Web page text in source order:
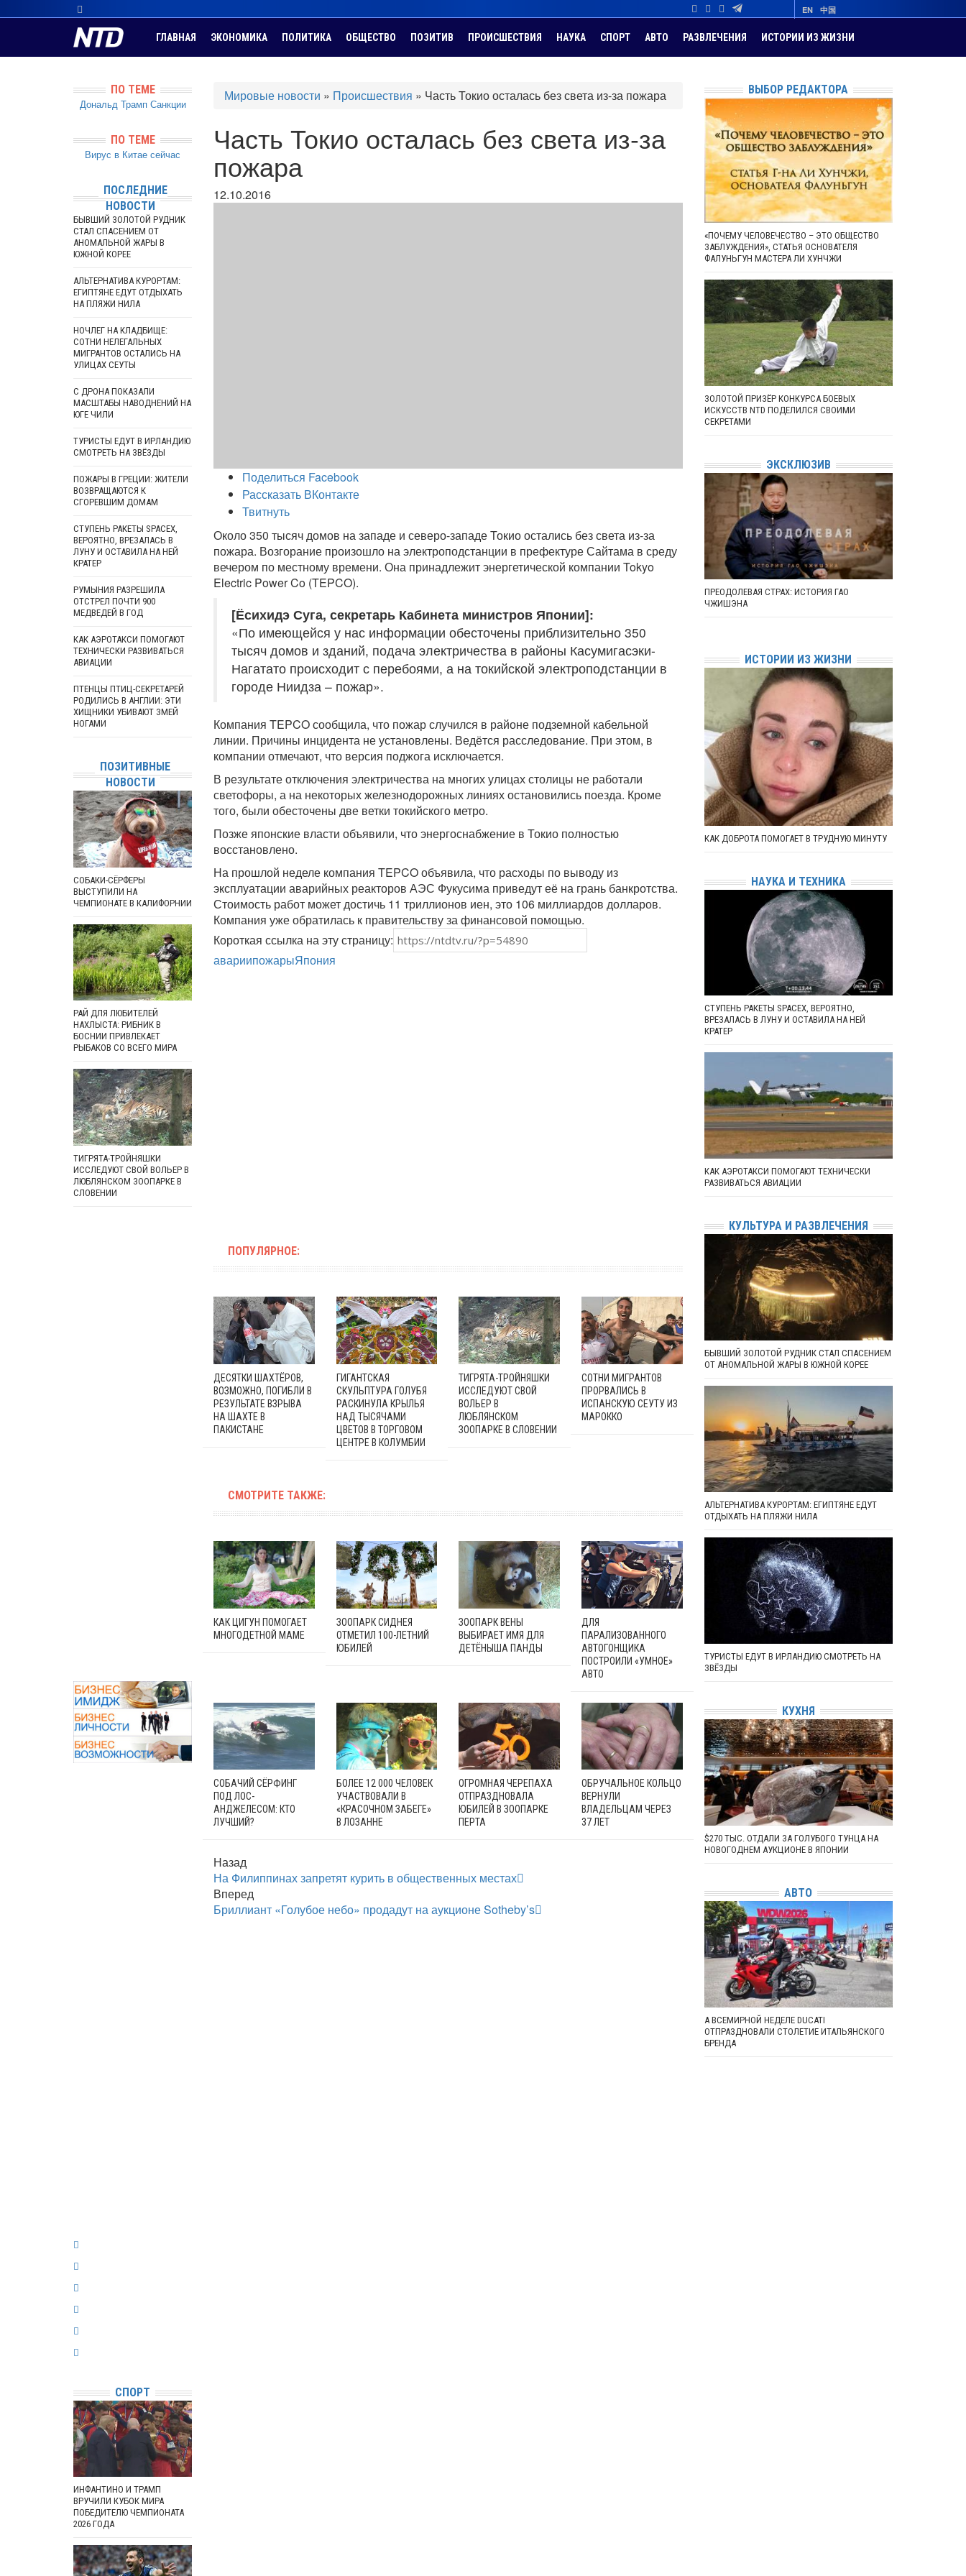
EN 中国
ГЛАВНАЯ ЭКОНОМИКА ПОЛИТИКА ОБЩЕСТВО ПОЗИТИВ ПРОИСШЕСТВИЯ НАУКА СПОРТ АВТО РАЗВЛЕЧЕНИЯ ИСТОРИИ ИЗ ЖИЗНИ
Мировые новости » Происшествия » Часть Токио осталась без света из-за пожара
Часть Токио осталась без света из-за
пожара
12.10.2016
Поделиться Facebook
Рассказать ВКонтакте
Твитнуть
Около 350 тысяч домов на западе и северо-западе Токио остались без света из-за
пожара. Возгорание произошло на электроподстанции в префектуре Сайтама в среду
вечером по местному времени. Она принадлежит энергетической компании Tokyo
Electric Power Co (TEPCO).
[Ёсихидэ Суга, секретарь Кабинета министров Японии]:
«По имеющейся у нас информации обесточены приблизительно 350
тысяч домов и зданий, подача электричества в районы Касумигасэки-
Нагатато происходит с перебоями, а на токийской электроподстанции в
городе Ниидза – пожар».
Компания TEPCO сообщила, что пожар случился в районе подземной кабельной
линии. Причины инцидента не установлены. Ведётся расследование. При этом, в
компании отмечают, что версия поджога исключается.
В результате отключения электричества на многих улицах столицы не работали
светофоры, а на некоторых железнодорожных линиях остановились поезда. Кроме
того, были обесточены две ветки токийского метро.
Позже японские власти объявили, что энергоснабжение в Токио полностью
восстановлено.
На прошлой неделе компания TEPCO объявила, что расходы по выводу из
эксплуатации аварийных реакторов АЭС Фукусима приведут её на грань банкротства.
Стоимость работ может достичь 11 триллионов иен, это 106 миллиардов долларов.
Компания уже обратилась к правительству за финансовой помощью.
Короткая ссылка на эту страницу:
авариипожарыЯпония
ПОПУЛЯРНОЕ:
ДЕСЯТКИ ШАХТЁРОВ,
ВОЗМОЖНО, ПОГИБЛИ В
РЕЗУЛЬТАТЕ ВЗРЫВА
НА ШАХТЕ В
ПАКИСТАНЕ
ГИГАНТСКАЯ
СКУЛЬПТУРА ГОЛУБЯ
РАСКИНУЛА КРЫЛЬЯ
НАД ТЫСЯЧАМИ
ЦВЕТОВ В ТОРГОВОМ
ЦЕНТРЕ В КОЛУМБИИ
ТИГРЯТА-ТРОЙНЯШКИ
ИССЛЕДУЮТ СВОЙ
ВОЛЬЕР В
ЛЮБЛЯНСКОМ
ЗООПАРКЕ В СЛОВЕНИИ
СОТНИ МИГРАНТОВ
ПРОРВАЛИСЬ В
ИСПАНСКУЮ СЕУТУ ИЗ
МАРОККО
СМОТРИТЕ ТАКЖЕ:
КАК ЦИГУН ПОМОГАЕТ
МНОГОДЕТНОЙ МАМЕ
ЗООПАРК СИДНЕЯ
ОТМЕТИЛ 100-ЛЕТНИЙ
ЮБИЛЕЙ
ЗООПАРК ВЕНЫ
ВЫБИРАЕТ ИМЯ ДЛЯ
ДЕТЁНЫША ПАНДЫ
ДЛЯ
ПАРАЛИЗОВАННОГО
АВТОГОНЩИКА
ПОСТРОИЛИ «УМНОЕ»
АВТО
СОБАЧИЙ СЁРФИНГ
ПОД ЛОС-
АНДЖЕЛЕСОМ: КТО
ЛУЧШИЙ?
БОЛЕЕ 12 000 ЧЕЛОВЕК
УЧАСТВОВАЛИ В
«КРАСОЧНОМ ЗАБЕГЕ»
В ЛОЗАННЕ
ОГРОМНАЯ ЧЕРЕПАХА
ОТПРАЗДНОВАЛА
ЮБИЛЕЙ В ЗООПАРКЕ
ПЕРТА
ОБРУЧАЛЬНОЕ КОЛЬЦО
ВЕРНУЛИ
ВЛАДЕЛЬЦАМ ЧЕРЕЗ
37 ЛЕТ
Назад
На Филиппинах запретят курить в общественных местах
Вперед
Бриллиант «Голубое небо» продадут на аукционе Sotheby’s
ПО ТЕМЕ
Дональд Трамп Санкции
ПО ТЕМЕ
Вирус в Китае сейчас
ПОСЛЕДНИЕ
НОВОСТИ
БЫВШИЙ ЗОЛОТОЙ РУДНИК
СТАЛ СПАСЕНИЕМ ОТ
АНОМАЛЬНОЙ ЖАРЫ В
ЮЖНОЙ КОРЕЕ
АЛЬТЕРНАТИВА КУРОРТАМ:
ЕГИПТЯНЕ ЕДУТ ОТДЫХАТЬ
НА ПЛЯЖИ НИЛА
НОЧЛЕГ НА КЛАДБИЩЕ:
СОТНИ НЕЛЕГАЛЬНЫХ
МИГРАНТОВ ОСТАЛИСЬ НА
УЛИЦАХ СЕУТЫ
С ДРОНА ПОКАЗАЛИ
МАСШТАБЫ НАВОДНЕНИЙ НА
ЮГЕ ЧИЛИ
ТУРИСТЫ ЕДУТ В ИРЛАНДИЮ
СМОТРЕТЬ НА ЗВЁЗДЫ
ПОЖАРЫ В ГРЕЦИИ: ЖИТЕЛИ
ВОЗВРАЩАЮТСЯ К
СГОРЕВШИМ ДОМАМ
СТУПЕНЬ РАКЕТЫ SPACEX,
ВЕРОЯТНО, ВРЕЗАЛАСЬ В
ЛУНУ И ОСТАВИЛА НА НЕЙ
КРАТЕР
РУМЫНИЯ РАЗРЕШИЛА
ОТСТРЕЛ ПОЧТИ 900
МЕДВЕДЕЙ В ГОД
КАК АЭРОТАКСИ ПОМОГАЮТ
ТЕХНИЧЕСКИ РАЗВИВАТЬСЯ
АВИАЦИИ
ПТЕНЦЫ ПТИЦ-СЕКРЕТАРЕЙ
РОДИЛИСЬ В АНГЛИИ: ЭТИ
ХИЩНИКИ УБИВАЮТ ЗМЕЙ
НОГАМИ
ПОЗИТИВНЫЕ
НОВОСТИ
СОБАКИ-СЁРФЕРЫ
ВЫСТУПИЛИ НА
ЧЕМПИОНАТЕ В КАЛИФОРНИИ
РАЙ ДЛЯ ЛЮБИТЕЛЕЙ
НАХЛЫСТА: РИБНИК В
БОСНИИ ПРИВЛЕКАЕТ
РЫБАКОВ СО ВСЕГО МИРА
ТИГРЯТА-ТРОЙНЯШКИ
ИССЛЕДУЮТ СВОЙ ВОЛЬЕР В
ЛЮБЛЯНСКОМ ЗООПАРКЕ В
СЛОВЕНИИ
СПОРТ
ИНФАНТИНО И ТРАМП
ВРУЧИЛИ КУБОК МИРА
ПОБЕДИТЕЛЮ ЧЕМПИОНАТА
2026 ГОДА
ВЫБОР РЕДАКТОРА
«ПОЧЕМУ ЧЕЛОВЕЧЕСТВО – ЭТО ОБЩЕСТВО
ЗАБЛУЖДЕНИЯ», СТАТЬЯ ОСНОВАТЕЛЯ
ФАЛУНЬГУН МАСТЕРА ЛИ ХУНЧЖИ
ЗОЛОТОЙ ПРИЗЁР КОНКУРСА БОЕВЫХ
ИСКУССТВ NTD ПОДЕЛИЛСЯ СВОИМИ
СЕКРЕТАМИ
ЭКСКЛЮЗИВ
ПРЕОДОЛЕВАЯ СТРАХ: ИСТОРИЯ ГАО
ЧЖИШЭНА
ИСТОРИИ ИЗ ЖИЗНИ
КАК ДОБРОТА ПОМОГАЕТ В ТРУДНУЮ МИНУТУ
НАУКА И ТЕХНИКА
СТУПЕНЬ РАКЕТЫ SPACEX, ВЕРОЯТНО,
ВРЕЗАЛАСЬ В ЛУНУ И ОСТАВИЛА НА НЕЙ
КРАТЕР
КАК АЭРОТАКСИ ПОМОГАЮТ ТЕХНИЧЕСКИ
РАЗВИВАТЬСЯ АВИАЦИИ
КУЛЬТУРА И РАЗВЛЕЧЕНИЯ
БЫВШИЙ ЗОЛОТОЙ РУДНИК СТАЛ СПАСЕНИЕМ
ОТ АНОМАЛЬНОЙ ЖАРЫ В ЮЖНОЙ КОРЕЕ
АЛЬТЕРНАТИВА КУРОРТАМ: ЕГИПТЯНЕ ЕДУТ
ОТДЫХАТЬ НА ПЛЯЖИ НИЛА
ТУРИСТЫ ЕДУТ В ИРЛАНДИЮ СМОТРЕТЬ НА
ЗВЁЗДЫ
КУХНЯ
$270 ТЫС. ОТДАЛИ ЗА ГОЛУБОГО ТУНЦА НА
НОВОГОДНЕМ АУКЦИОНЕ В ЯПОНИИ
АВТО
А ВСЕМИРНОЙ НЕДЕЛЕ DUCATI
ОТПРАЗДНОВАЛИ СТОЛЕТИЕ ИТАЛЬЯНСКОГО
БРЕНДА